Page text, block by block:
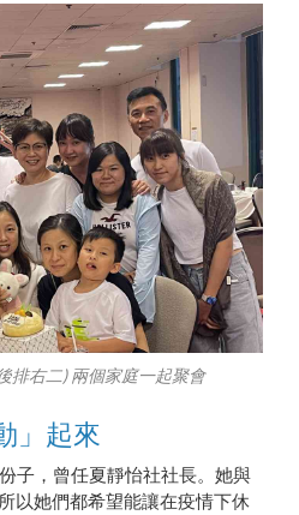
排右二) 兩個家庭一起聚會
」起來
子，曾任夏靜怡社社長。她與
以她們都希望能讓在疫情下休